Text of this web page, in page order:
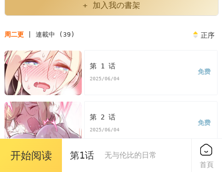
+ 加入我の書架
周二更| 連載中 (39) 正序
第 1 话
2025/06/04
免费
第 2 话
2025/06/04
免费
开始阅读 第1话 无与伦比的日常
首頁